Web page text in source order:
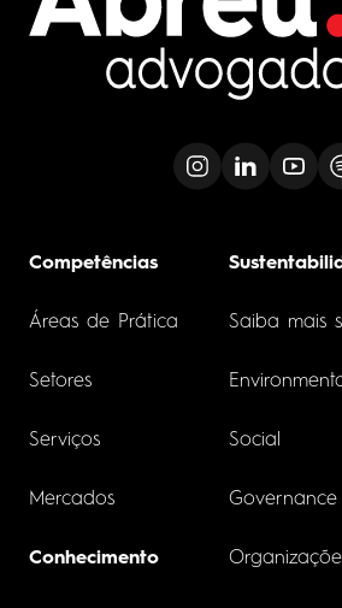
Competências
Áreas de Prática
Setores
Serviços
Mercados
Conhecimento
Saiba mais
Social
Governance